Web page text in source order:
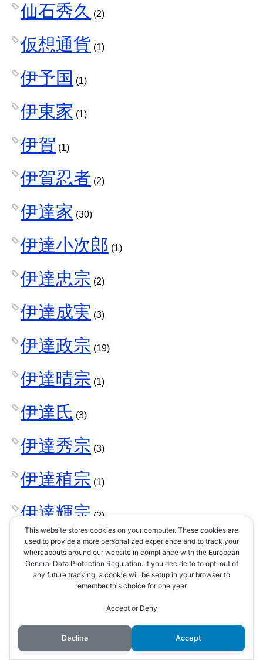
仙石秀久 (2)
仮想通貨 (1)
伊予国 (1)
伊東家 (1)
伊賀 (1)
伊賀忍者 (2)
伊達家 (30)
伊達小次郎 (1)
伊達忠宗 (2)
伊達成実 (3)
伊達政宗 (19)
伊達晴宗 (1)
伊達氏 (3)
伊達秀宗 (3)
伊達稙宗 (1)
伊達輝宗(2)
位階(1)
佐々木小次郎(1)
佐久間盛政
佐和山城(1)
This website stores cookies on your computer. These cookies are
used to provide a more personalized experience and to track your
whereabouts around our website in compliance with the European
General Data Protection Regulation. If you decide to to opt-out of
any future tracking, a cookie will be setup in your browser to
remember this choice for one year.
Accept or Deny
Decline Accept